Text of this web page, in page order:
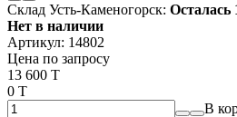
Склад Усть-Каменогорск: Осталась
Нет в наличии
Артикул: 14802
Цена по запросу
13 600 T
0 T
В